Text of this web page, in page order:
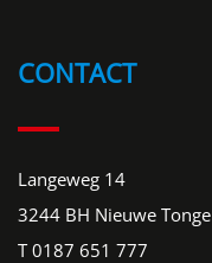
CONTACT
Langeweg 14
3244 BH Nieuwe Tonge
T0187 651 777